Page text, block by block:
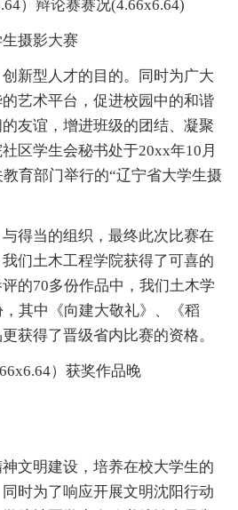
）辩论赛赛况(4.66x6.64)
生摄影大赛
新型人才的目的。同时为广大
艺术平台，促进校园中的和谐
友谊，增进班级的团结、凝聚
区学生会秘书处于20xx年10月
育部门举行的“辽宁省大学生摄
得当的组织，最终此次比赛在
们土木工程学院获得了可喜的
的70多份作品中，我们土木学
其中《向建大敬礼》、《稻
获得了晋级省内比赛的资格。
）获奖作品晚
文明建设，培养在校大学生的
时为了响应开展文明沈阳行动